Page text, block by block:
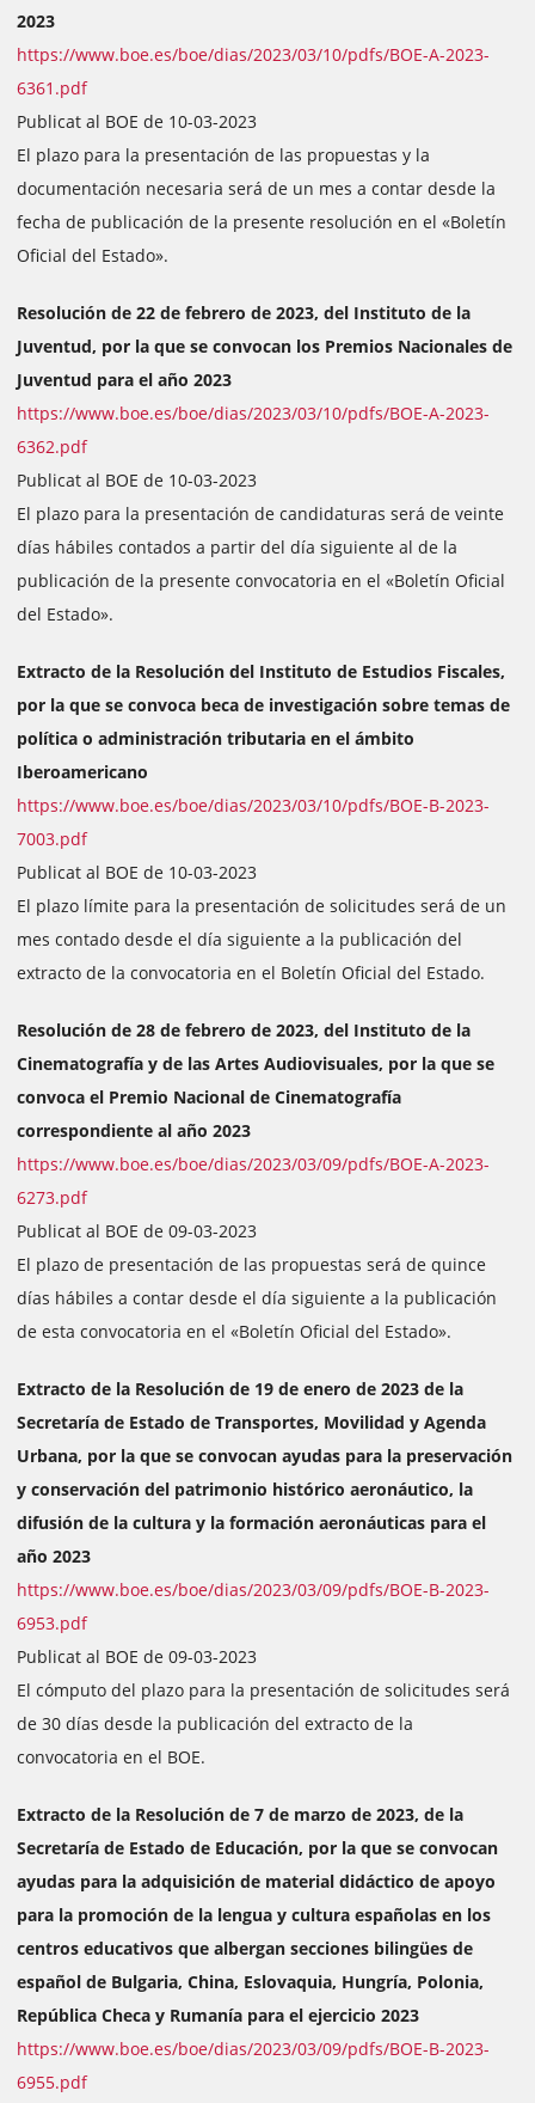
2023
https://www.boe.es/boe/dias/2023/03/10/pdfs/BOE-A-2023-
6361.pdf
Publicat al BOE de 10-03-2023
El plazo para la presentación de las propuestas y la
documentación necesaria será de un mes a contar desde la
fecha de publicación de la presente resolución en el «Boletín
Oficial del Estado».
Resolución de 22 de febrero de 2023, del Instituto de la
Juventud, por la que se convocan los Premios Nacionales de
Juventud para el año 2023
https://www.boe.es/boe/dias/2023/03/10/pdfs/BOE-A-2023-
6362.pdf
Publicat al BOE de 10-03-2023
El plazo para la presentación de candidaturas será de veinte
días hábiles contados a partir del día siguiente al de la
publicación de la presente convocatoria en el «Boletín Oficial
del Estado».
Extracto de la Resolución del Instituto de Estudios Fiscales,
por la que se convoca beca de investigación sobre temas de
política o administración tributaria en el ámbito
Iberoamericano
https://www.boe.es/boe/dias/2023/03/10/pdfs/BOE-B-2023-
7003.pdf
Publicat al BOE de 10-03-2023
El plazo límite para la presentación de solicitudes será de un
mes contado desde el día siguiente a la publicación del
extracto de la convocatoria en el Boletín Oficial del Estado.
Resolución de 28 de febrero de 2023, del Instituto de la
Cinematografía y de las Artes Audiovisuales, por la que se
convoca el Premio Nacional de Cinematografía
correspondiente al año 2023
https://www.boe.es/boe/dias/2023/03/09/pdfs/BOE-A-2023-
6273.pdf
Publicat al BOE de 09-03-2023
El plazo de presentación de las propuestas será de quince
días hábiles a contar desde el día siguiente a la publicación
de esta convocatoria en el «Boletín Oficial del Estado».
Extracto de la Resolución de 19 de enero de 2023 de la
Secretaría de Estado de Transportes, Movilidad y Agenda
Urbana, por la que se convocan ayudas para la preservación
y conservación del patrimonio histórico aeronáutico, la
difusión de la cultura y la formación aeronáuticas para el
año 2023
https://www.boe.es/boe/dias/2023/03/09/pdfs/BOE-B-2023-
6953.pdf
Publicat al BOE de 09-03-2023
El cómputo del plazo para la presentación de solicitudes será
de 30 días desde la publicación del extracto de la
convocatoria en el BOE.
Extracto de la Resolución de 7 de marzo de 2023, de la
Secretaría de Estado de Educación, por la que se convocan
ayudas para la adquisición de material didáctico de apoyo
para la promoción de la lengua y cultura españolas en los
centros educativos que albergan secciones bilingües de
español de Bulgaria, China, Eslovaquia, Hungría, Polonia,
República Checa y Rumanía para el ejercicio 2023
https://www.boe.es/boe/dias/2023/03/09/pdfs/BOE-B-2023-
6955.pdf